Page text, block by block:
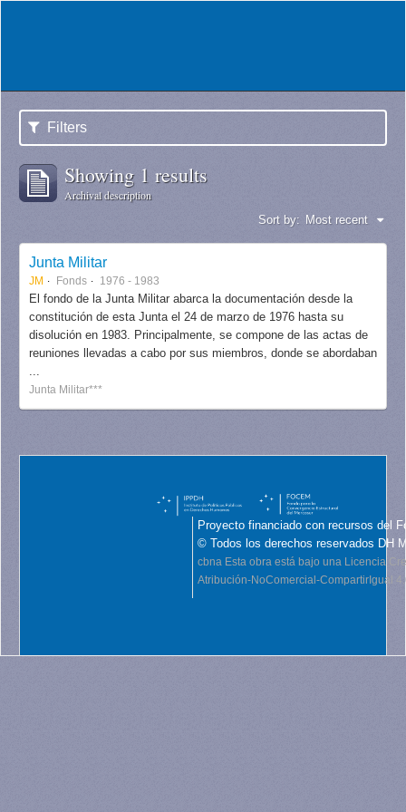
Filters
Showing 1 results
Archival description
Sort by: Most recent
Junta Militar
JM Fonds 1976 - 1983
El fondo de la Junta Militar abarca la documentación desde la
constitución de esta Junta el 24 de marzo de 1976 hasta su
disolución en 1983. Principalmente, se compone de las actas de
reuniones llevadas a cabo por sus miembros, donde se abordaban
...
Junta Militar***
Proyecto financiado con recursos del
© Todos los derechos reservados DH
cbna Esta obra está bajo una Licencia
Atribución-NoComercial-CompartirIgual